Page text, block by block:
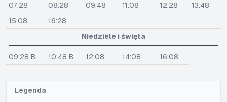
07:28 08:28 09:48 11:08 12:28
13:48
15:08
16:28
Niedziele i święta
09:28 B 10:48 B 12:08 14:08 16:08
Legenda